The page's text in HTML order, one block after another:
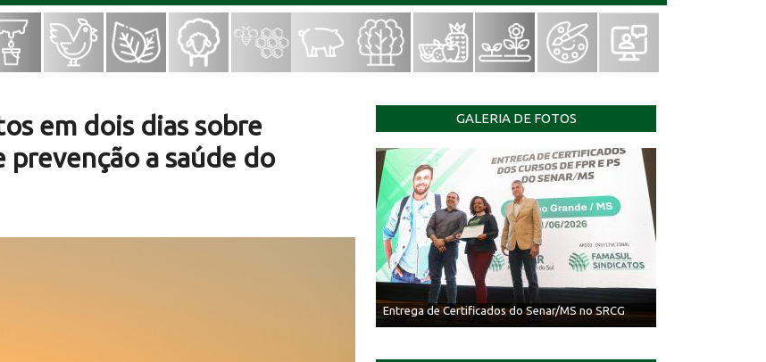
GALERIA DE FOTOS
Entrega de Certificados do Senar/MS no SRCG
em dois dias sobre
a saúde do